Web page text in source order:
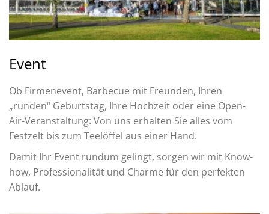
Event
Ob Firmenevent, Barbecue mit Freunden, Ihren
„runden“ Geburtstag, Ihre Hochzeit oder eine Open-
Air-Veranstaltung: Von uns erhalten Sie alles vom
Festzelt bis zum Teelöffel aus einer Hand.
Damit Ihr Event rundum gelingt, sorgen wir mit Know-
how, Professionalität und Charme für den perfekten
Ablauf.